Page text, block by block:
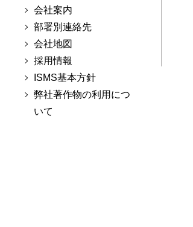
会社案内
部署別連絡先
会社地図
採用情報
ISMS基本方針
弊社著作物の利用につ
いて